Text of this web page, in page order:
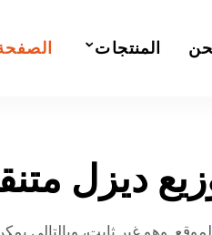
المنتجات
ديزل
وهو غير ثابت، وبالتالي